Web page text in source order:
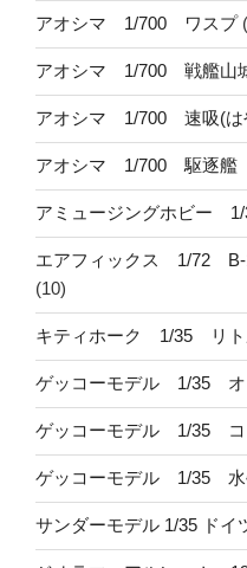
アオシマ 1/700 ワスプ
アオシマ 1/700 戦艦山
アオシマ 1/700 速吸(は
アオシマ 1/700 駆逐艦
アミュージングホビー
エアフィックス 1/72 B-
(10)
キティホーク 1/35 リト
ゲッコーモデル 1/35 オ
ゲッコーモデル 1/35 コ
ゲッコーモデル 1/35 水
サンダーモデル 1/35 ドイ